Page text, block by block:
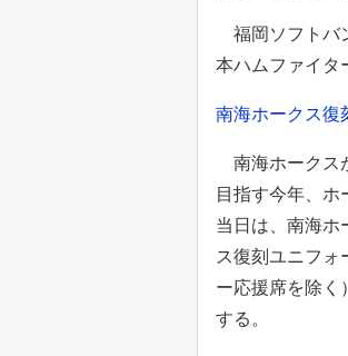
福岡ソフトバ
本ハムファイタ
南海ホークス復
南海ホークス
目指す今年、ホ
当日は、南海ホ
ス復刻ユニフォ
ー応援席を除く
する。